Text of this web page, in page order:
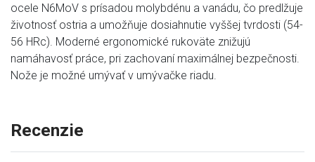
ocele N6MoV s prísadou molybdénu a vanádu, čo predlžuje
životnosť ostria a umožňuje dosiahnutie vyššej tvrdosti (54-
56 HRc). Moderné ergonomické rukoväte znižujú
namáhavosť práce, pri zachovaní maximálnej bezpečnosti.
Nože je možné umývať v umývačke riadu.
Recenzie